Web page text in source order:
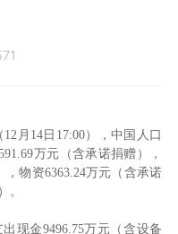
月14日17:00），中国人口
万元（含承诺捐赠），
，物资6363.24万元（含承诺
。
现金9496.75万元（含设备